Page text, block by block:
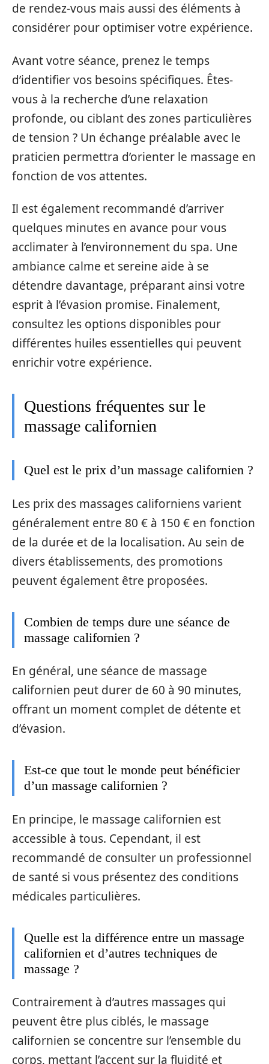
de rendez-vous mais aussi des éléments à
considérer pour optimiser votre expérience.
Avant votre séance, prenez le temps
d’identifier vos besoins spécifiques. Êtes-
vous à la recherche d’une relaxation
profonde, ou ciblant des zones particulières
de tension ? Un échange préalable avec le
praticien permettra d’orienter le massage en
fonction de vos attentes.
Il est également recommandé d’arriver
quelques minutes en avance pour vous
acclimater à l’environnement du spa. Une
ambiance calme et sereine aide à se
détendre davantage, préparant ainsi votre
esprit à l’évasion promise. Finalement,
consultez les options disponibles pour
différentes huiles essentielles qui peuvent
enrichir votre expérience.
Questions fréquentes sur le
massage californien
Quel est le prix d’un massage californien ?
Les prix des massages californiens varient
généralement entre 80 € à 150 € en fonction
de la durée et de la localisation. Au sein de
divers établissements, des promotions
peuvent également être proposées.
Combien de temps dure une séance de
massage californien ?
En général, une séance de massage
californien peut durer de 60 à 90 minutes,
offrant un moment complet de détente et
d’évasion.
Est-ce que tout le monde peut bénéficier
d’un massage californien ?
En principe, le massage californien est
accessible à tous. Cependant, il est
recommandé de consulter un professionnel
de santé si vous présentez des conditions
médicales particulières.
Quelle est la différence entre un massage
californien et d’autres techniques de
massage ?
Contrairement à d’autres massages qui
peuvent être plus ciblés, le massage
californien se concentre sur l’ensemble du
corps, mettant l’accent sur la fluidité et